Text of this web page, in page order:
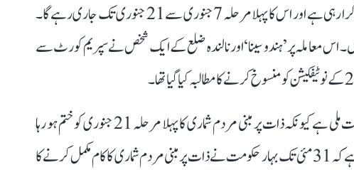
خیال رہے کہ بہار حکومت ذات پر مبنی مردم شماری کرا رہی ہے اور اس کا پہلا مرحلہ 7 جنوری سے 21 جنوری تک جاری رہے گا۔
معاملہ پر ’ہندو سینا‘ اور نالندہ ضلع کے ایک شخص نے سپریم کورٹ سے
سپریم کورٹ کے اس فیصلے سے بہار حکومت کو راحت ملی ہے کیونکہ ذات پر مبنی مردم شماری کا پہلا مرحلہ 21 جنوری کو ختم ہو رہا
ہے۔ دوسرا مرحلہ یکم اپریل سے شروع ہوگا۔ یاد رہے کہ 31 مئی تک بہار حکومت نے ذات پر مبنی مردم شماری کا کام مکمل کرنے کا